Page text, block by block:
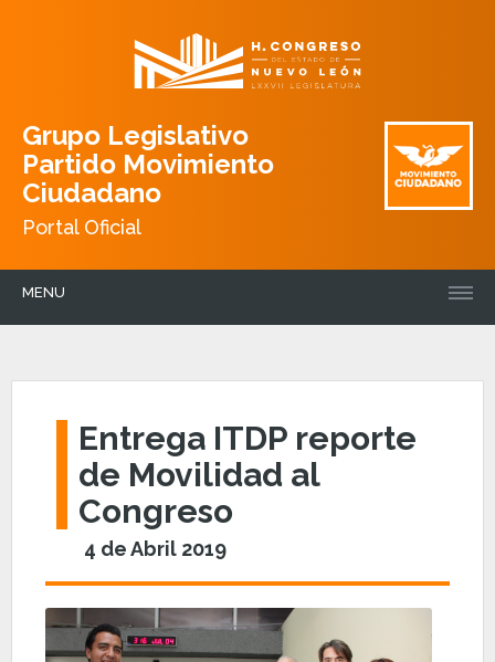
Grupo Legislativo
Partido Movimiento
Ciudadano
Portal Oficial
MENU
Entrega ITDP reporte
de Movilidad al
Congreso
4 de Abril 2019